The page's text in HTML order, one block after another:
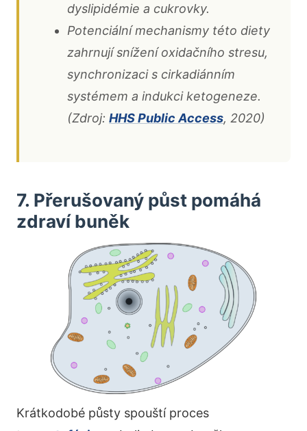
dyslipidémie a cukrovky.
Potenciální mechanismy této diety
zahrnují snížení oxidačního stresu,
synchronizaci s cirkadiánním
systémem a indukci ketogeneze.
(Zdroj: HHS Public Access, 2020)
7. Přerušovaný půst pomáhá
zdraví buněk
Krátkodobé půsty spouští proces